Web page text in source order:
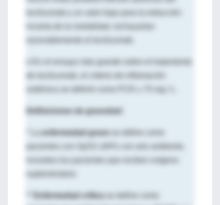
Definiciones de gravedad:
enfermedad grave
incluidos los pacientes que reciben oxígeno
Enfermedad crítica